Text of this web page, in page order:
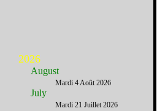
2026
August
Mardi 4 Août 2026
July
Mardi 21 Juillet 2026